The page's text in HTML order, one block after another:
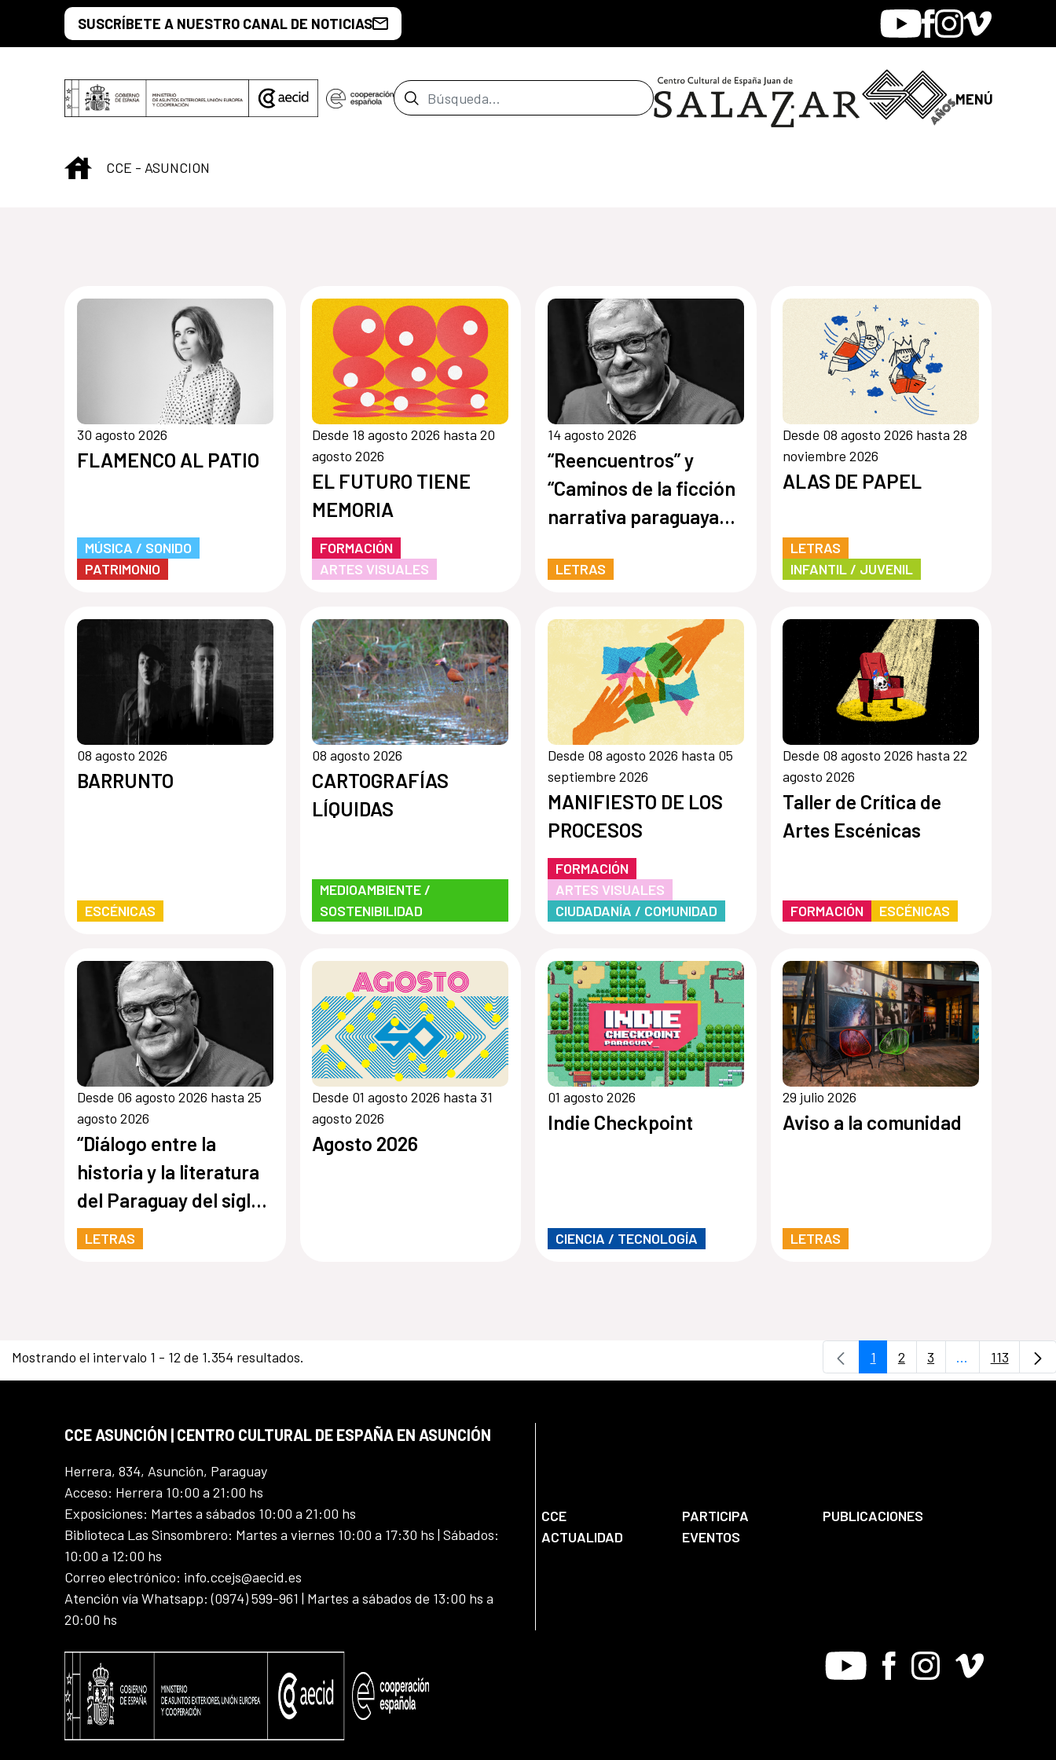
Saltar al contenido principal
SUSCRÍBETE A NUESTRO CANAL DE NOTICIAS YoutubeFacebook
Instagram
Vimeo
Barra de búsqueda MENÚ
INICIO
CCE - ASUNCION
30 agosto 2026
FLAMENCO AL PATIO
MÚSICA / SONIDO
PATRIMONIO
Desde 18 agosto 2026 hasta 20
agosto 2026
EL FUTURO TIENE
MEMORIA
FORMACIÓN
ARTES VISUALES
14 agosto 2026
“Reencuentros” y
“Caminos de la ficción
narrativa paraguaya
LETRAS
Desde 08 agosto 2026 hasta 28
noviembre 2026
ALAS DE PAPEL
LETRAS
INFANTIL / JUVENIL
08 agosto 2026
BARRUNTO
ESCÉNICAS
08 agosto 2026
CARTOGRAFÍAS
LÍQUIDAS
MEDIOAMBIENTE /
SOSTENIBILIDAD
Desde 08 agosto 2026 hasta 05
septiembre 2026
MANIFIESTO DE LOS
PROCESOS
FORMACIÓN
ARTES VISUALES
CIUDADANÍA / COMUNIDAD
Desde 08 agosto 2026 hasta 22
agosto 2026
Taller de Crítica de
Artes Escénicas
FORMACIÓN ESCÉNICAS
Desde 06 agosto 2026 hasta 25
agosto 2026
“Diálogo entre la
historia y la literatura
del Paraguay del siglo
XX: memoria,
conflicto e identidad”
LETRAS
Desde 01 agosto 2026 hasta 31
agosto 2026
Agosto 2026
01 agosto 2026
Indie Checkpoint
CIENCIA / TECNOLOGÍA
29 julio 2026
Aviso a la comunidad
LETRAS
Mostrando el intervalo 1 - 12 de 1.354 resultados. Página
1 Página
2 Página
3 ...PáginasPágina
113
CCE ASUNCIÓN | CENTRO CULTURAL DE ESPAÑA EN ASUNCIÓN
Herrera, 834, Asunción, Paraguay
Acceso: Herrera 10:00 a 21:00 hs
Exposiciones: Martes a sábados 10:00 a 21:00 hs
Biblioteca Las Sinsombrero: Martes a viernes 10:00 a 17:30 hs | Sábados:
10:00 a 12:00 hs
Correo electrónico: info.ccejs@aecid.es
Atención vía Whatsapp: (0974) 599-961 | Martes a sábados de 13:00 hs a
20:00 hs
CCE PARTICIPA
PUBLICACIONES
ACTUALIDAD
EVENTOS
Youtube FacebookInstagram
Vimeo